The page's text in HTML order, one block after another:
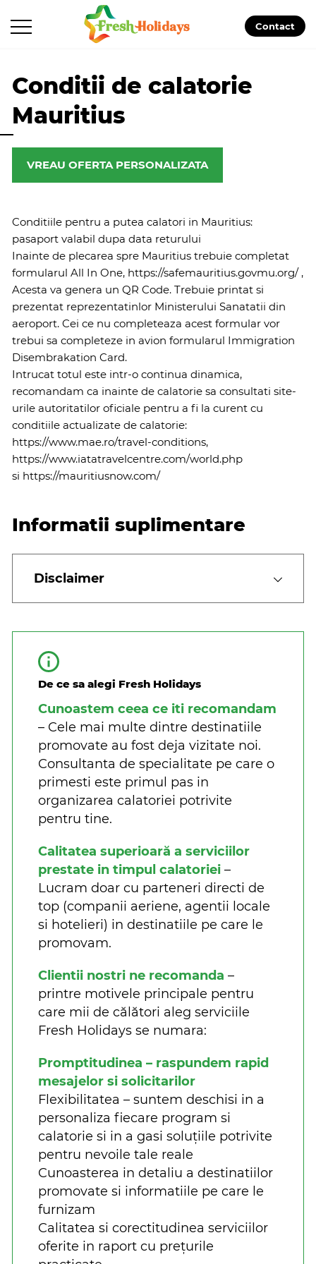
Contact
Conditii de calatorie
Mauritius
VREAU OFERTA PERSONALIZATA
Conditiile pentru a putea calatori in Mauritius:
pasaport valabil dupa data returului
Inainte de plecarea spre Mauritius trebuie completat
formularul All In One, https://safemauritius.govmu.org/ ,
Acesta va genera un QR Code. Trebuie printat si
prezentat reprezentatinlor Ministerului Sanatatii din
aeroport. Cei ce nu completeaza acest formular vor
trebui sa completeze in avion formularul Immigration
Disembrakation Card.
Intrucat totul este intr-o continua dinamica,
recomandam ca inainte de calatorie sa consultati site-
urile autoritatilor oficiale pentru a fi la curent cu
conditiile actualizate de calatorie:
https://www.mae.ro/travel-conditions,
https://www.iatatravelcentre.com/world.php
si https://mauritiusnow.com/
Informatii suplimentare
Disclaimer
De ce sa alegi Fresh Holidays
Cunoastem ceea ce iti recomandam
– Cele mai multe dintre destinatiile
promovate au fost deja vizitate noi.
Consultanta de specialitate pe care o
primesti este primul pas in
organizarea calatoriei potrivite
pentru tine.
Calitatea superioară a serviciilor
prestate in timpul calatoriei –
Lucram doar cu parteneri directi de
top (companii aeriene, agentii locale
si hotelieri) in destinatiile pe care le
promovam.
Clientii nostri ne recomanda –
printre motivele principale pentru
care mii de călători aleg serviciile
Fresh Holidays se numara:
Promptitudinea – raspundem rapid
mesajelor si solicitarilor
Flexibilitatea – suntem deschisi in a
personaliza fiecare program si
calatorie si in a gasi soluțiile potrivite
pentru nevoile tale reale
Cunoasterea in detaliu a destinatiilor
promovate si informatiile pe care le
furnizam
Calitatea si corectitudinea serviciilor
oferite in raport cu prețurile